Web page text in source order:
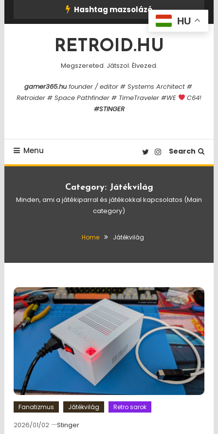
Hashtag mazsolázó
RETROID.HU
Megszereted. Játszol. Élvezed.
gamer365.hufounder / editor # Systems Architect #
Retroider # Space Pathfinder # TimeTraveler #WE
C64!
#STINGER
Menu Search
Category: Játékvilág
Minden, ami a játékiparral és játékokkal kapcsolatos (Main
category)
Home Játékvilág
Fanatizmus Játékvilág Retro sarok
2026/01/02
Stinger
HU